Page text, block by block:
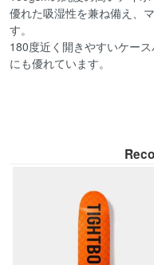
優れた吸湿性を兼ね備え、
す。
180度近く開きやすいケー
にも優れています。